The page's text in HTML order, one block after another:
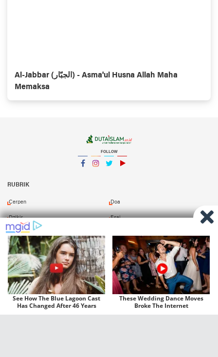
Al-Jabbar (الجبّار) - Asma'ul Husna Allah Maha
Memaksa
FOLLOW
RUBRIK
Cerpen Doa
Dzikir Esai
Khutbah
Murottal Opini
Puisi Resensi
Shalawat Tafsir
Redaksi Pasang Iklan